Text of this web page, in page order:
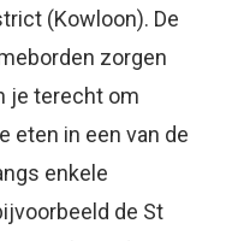
(Kowloon). De
zorgen
je terecht om
eten in een van de
enkele
de St